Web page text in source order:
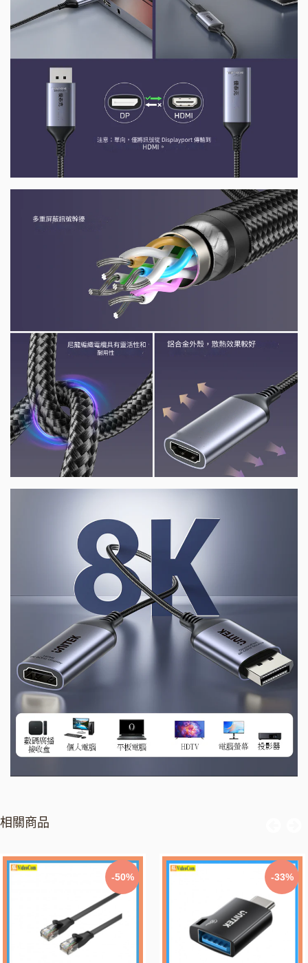
相關商品
-50% -33%